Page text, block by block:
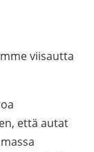
viisautta
että autat